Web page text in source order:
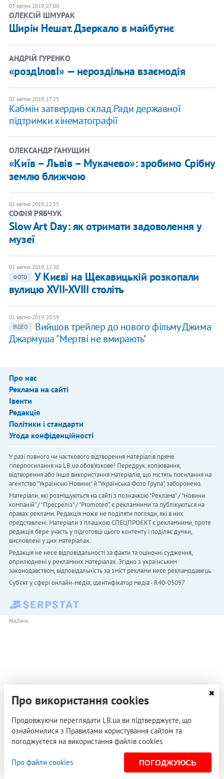
03 квітня 2019, 07:00
ОЛЕКСІЙ ШМУРАК
Ширін Нешат. Дзеркало в майбутнє
АНДРІЙ ГУРЕНКО
«роздІловІ» — нероздільна взаємодія
02 квітня 2019, 17:25
Кабмін затвердив склад Ради державної
підтримки кінематографії
ОЛЕКСАНДР ГАНУЩИН
«Київ – Львів – Мукачево»: зробимо Срібну
землю ближчою
02 квітня 2019, 12:55
СОФІЯ РЯБЧУК
Slow Art Day: як отримати задоволення у
музеї
02 квітня 2019, 12:30
ФОТО
У Києві на Щекавицькій розкопали
вулицю XVII-XVIII століть
01 квітня 2019, 20:59
ВІДЕО
Вийшов трейлер до нового фільму Джима
Джармуша "Мертві не вмирають"
Про нас
Реклама на сайті
Івенти
Редакція
Політики і стандарти
Угода конфіденційності
У разі повного чи часткового відтворення матеріалів пряме
гіперпосилання на LB.ua обов'язкове! Передрук, копіювання,
відтворення або інше використання матеріалів, що містять посилання на
агентство "Українськi Новини" й "Українська Фото Група", заборонено.
Матеріали, які розміщуються на сайті з позначкою "Реклама" / "Новини
компаній" / "Пресреліз" / "Promoted", є рекламними та публікуються на
правах реклами. Редакція може не поділяти погляди, які в них
представлені. Матеріали з плашкою СПЕЦПРОЄКТ є рекламними, проте
редакція бере участь у підготовці цього контенту і поділяє думки,
висловлені у цих матеріалах.
Редакція не несе відповідальності за факти та оціночні судження,
оприлюднені у рекламних матеріалах. Згідно з українським
законодавством, відповідальність за зміст реклами несе рекламодавець.
Cуб'єкт у сфері онлайн-медіа; ідентифікатор медіа - R40-05097
РЕКЛАМА
Про використання cookies
Продовжуючи переглядати LB.ua ви підтверджуєте, що
ознайомилися з Правилами користування сайтом та
погоджуєтеся на використання файлів cookies
Про файли cookies ПОГОДЖУЮСЬ